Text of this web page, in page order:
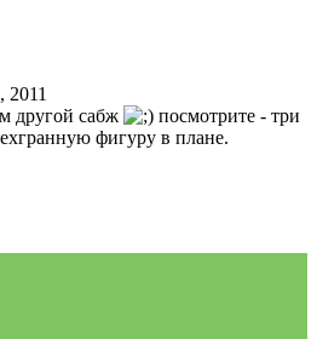
2011
другой сабж
посмотрите - три
фигуру в плане.